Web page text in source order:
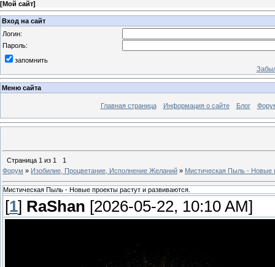
[Мой сайт]
Вход на сайт
Логин:
Пароль:
запомнить
Меню сайта
Главная страница Информация о сайте Блог
Страница 1 из 1
1
Форум » Изобилие, Процветание, Исполнение Желаний » Мистическая Пыль - Новые
Мистическая Пыль - Новые проекты растут и развиваются.
[1] RaShan [2026-05-22, 10:10 AM]